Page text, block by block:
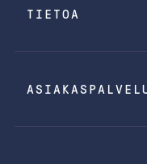
TIETOA